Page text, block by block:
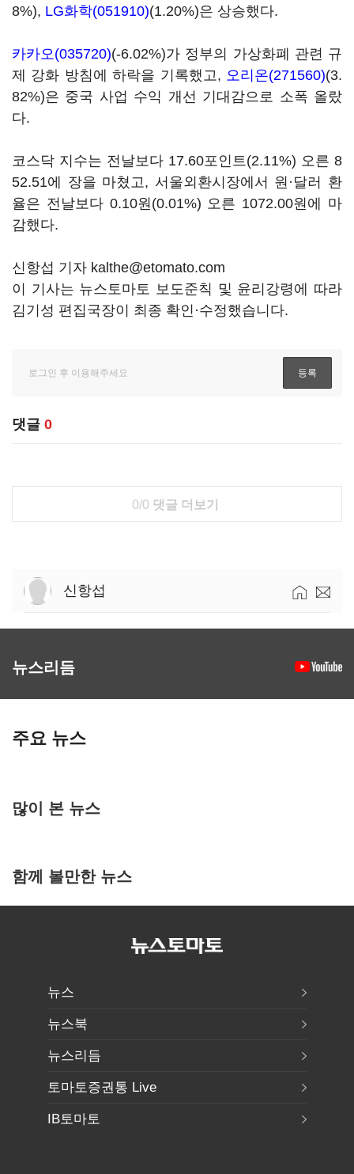
8%), LG화학(051910)(1.20%)은 상승했다.
카카오(035720)(-6.02%)가 정부의 가상화폐 관련 규
제 강화 방침에 하락을 기록했고, 오리온(271560)(3.
82%)은 중국 사업 수익 개선 기대감으로 소폭 올랐
다.
코스닥 지수는 전날보다 17.60포인트(2.11%) 오른 8
52.51에 장을 마쳤고, 서울외환시장에서 원·달러 환
율은 전날보다 0.10원(0.01%) 오른 1072.00원에 마
감했다.
신항섭 기자 kalthe@etomato.com
이 기사는 뉴스토마토 보도준칙 및 윤리강령에 따라
김기성 편집국장이 최종 확인·수정했습니다.
댓글 0
0/0 댓글 더보기
신항섭
뉴스리듬
주요 뉴스
많이 본 뉴스
함께 볼만한 뉴스
뉴스
뉴스북
뉴스리듬
토마토증권통 Live
IB토마토